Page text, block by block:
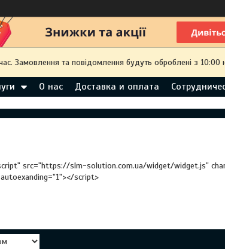
Замовлення та повідомлення будуть оброблені з
О нас Доставка и оплата
src="https://slm-solution.com.ua/widget/widget.js"
script>